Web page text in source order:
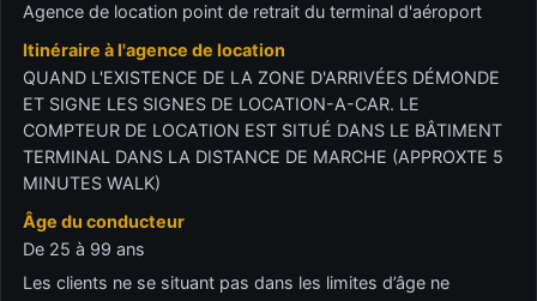
Agence de location point de retrait du terminal d'aéroport
Itinéraire à l'agence de location
QUAND L'EXISTENCE DE LA ZONE D'ARRIVÉES DÉMONDE
ET SIGNE LES SIGNES DE LOCATION-A-CAR. LE
COMPTEUR DE LOCATION EST SITUÉ DANS LE BÂTIMENT
TERMINAL DANS LA DISTANCE DE MARCHE (APPROXTE 5
MINUTES WALK)
Âge du conducteur
De 25 à 99 ans
Les clients ne se situant pas dans les limites d’âge ne